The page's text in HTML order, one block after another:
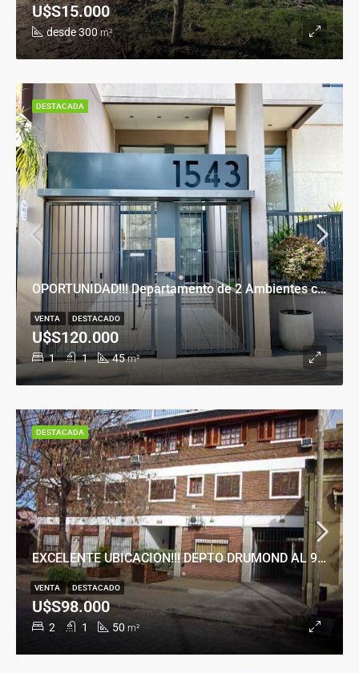
desde 300 m²
U$S15.000
OPORTUNIDAD!!! Departamento de 2 Ambientes con Cochera en Banfield Este
1 1 45 m²
U$S120.000
VENTA DESTACADO
DESTACADA
EXCELENTE UBICACION!!! DEPTO DRUMOND AL 900
2 1 50 m²
U$S98.000
VENTA DESTACADO
DESTACADA